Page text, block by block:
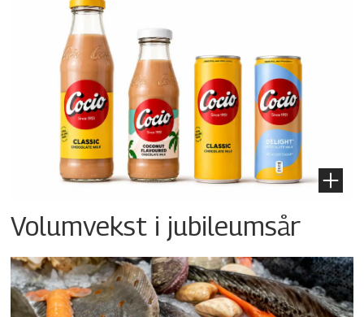
Volumvekst i jubileumsår